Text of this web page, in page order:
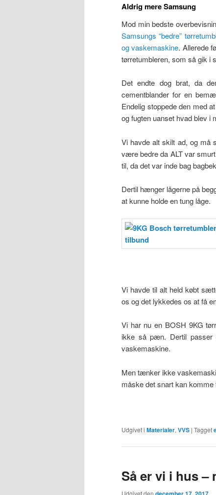
Aldrig mere Samsung
Mod min bedste
Samsungs “bedre”
og vaskemaskine. Allerede
tørretumbleren, som så gik i
Det endte dog brat, da
cementblander for en
Endelig stoppede den med
og fugten uanset hvad blev i
Vi havde alt skilt ad, og må
være bedre da ALT var
til, da det var inde bag
Dertil hænger lågerne på
at kunne holde en tung låge.
Vi havde til alt held købt
os og det lykkedes os at få
Vi har nu en BOSH 9KG
ikke så pæn. Dertil passer
vaskemaskine.
Men tænker ikke
måske det snart kan komme
Udgivet i Materialer, VVS | Tagget
Så er vi i hus –
Udgivet den